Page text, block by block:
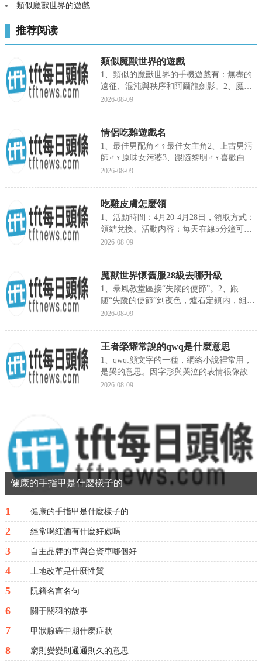
類似魔獸世界的遊戲
推荐阅读
類似魔獸世界的遊戲
1、類似的魔獸世界的手機遊戲有：無盡的
遠征、混沌與秩序和阿爾龍劍影。2、魔獸
世界的遊戲類型：怪物分布...
2026-08-09
情侶吃雞遊戲名
1、最佳男配角♂♀最佳女主角2、上古男污
師♂♀原味女污婆3、跟随黎明♂♀喜歡白晝
4、錦繡山河又如何♂...
2026-08-09
吃雞皮膚怎麼領
1、活動時間：4月20-4月28日，領取方式：
領結兌換。活動内容：每天在線5分鐘可以
獲得一個領結，每...
2026-08-09
魔獸世界懷舊服28級去哪升級
1、暴風教堂區接“失蹤的使節”。2、跟
随“失蹤的使節”到夜色，爐石定鎮内，組隊
準備做夜色的精英任務，...
2026-08-09
王者榮耀常說的qwq是什麼意思
1、qwq:顔文字的一種，網絡小說裡常用，
是哭的意思。因字形與哭泣的表情很像故被
使用。2、字符表情形...
2026-08-09
健康的手指甲是什麼樣子的
1 健康的手指甲是什麼樣子的
2 經常喝紅酒有什麼好處嗎
3 自主品牌的車與合資車哪個好
4 土地改革是什麼性質
5 阮籍名言名句
6 關于關羽的故事
7 甲狀腺癌中期什麼症狀
8 窮則變變則通通則久的意思